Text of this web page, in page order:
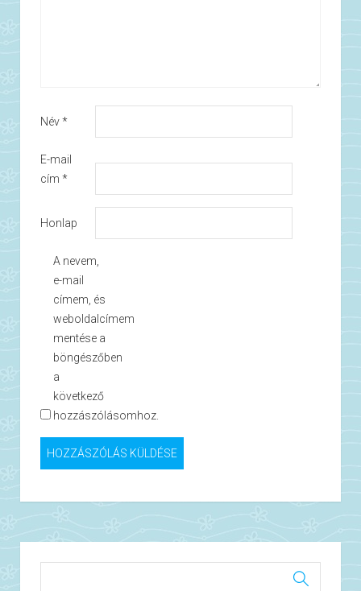
Név*
E-mail
cím *
Honlap
A nevem,
e-mail
címem, és
weboldalcímem
mentése a
böngészőben
a
következő
hozzászólásomhoz.